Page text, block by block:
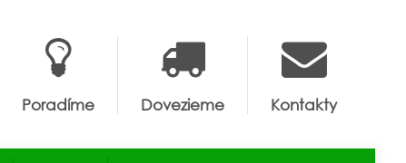
Kontakty
Dovezieme
Poradíme